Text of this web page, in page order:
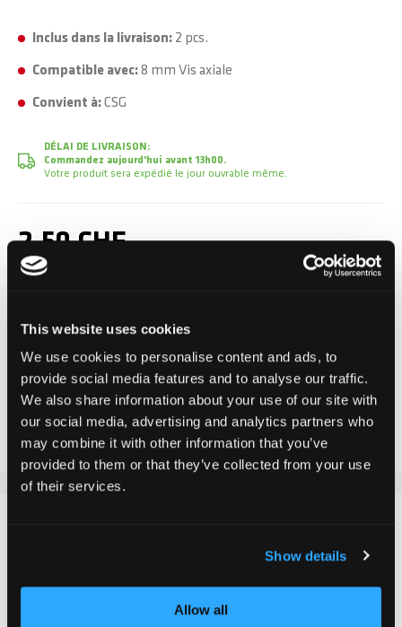
This website uses cookies
We use cookies to personalise content and ads, to
provide social media features and to analyse our traffic.
We also share information about your use of our site with
our social media, advertising and analytics partners who
may combine it with other information that you’ve
provided to them or that they’ve collected from your use
of their services.
Show details
Allow all
Inclus dans la livraison: 2 pcs.
Compatible avec:8 mm Vis axiale
Convient à:CSG
DÉLAI DE LIVRAISON:
Commandez aujourd'hui avant 13h00.
Votre produit sera expédié le jour ouvrable même.
2,50 CHF
TVA incluse, Hors frais de port
Ajouter à la liste d'achats
Ajouter au comparateur
et la fourche et sont fixées en même temps que l'axe
de roue arrière. Elles servent à ce que la roulette puisse